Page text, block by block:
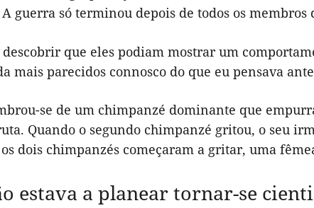
guerra só terminou depois de todos os
que eles podiam mostrar um
mais parecidos connosco do que eu pensava
se de um chimpanzé dominante que
Quando o segundo chimpanzé gritou, o seu
dois chimpanzés começaram a gritar, uma
estava a planear tornar-se